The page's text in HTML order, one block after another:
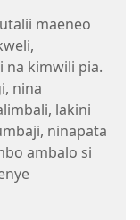
maeneo
na kimwili pia.
nina
lakini
ninapata
ambalo si